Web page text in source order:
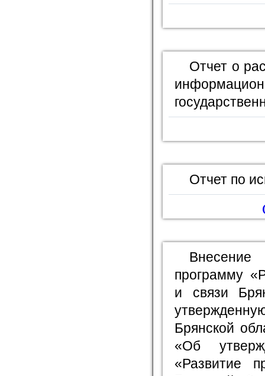
Отчет о
Отчет по
программу
и связи
Брянской
«Об
«Развитие